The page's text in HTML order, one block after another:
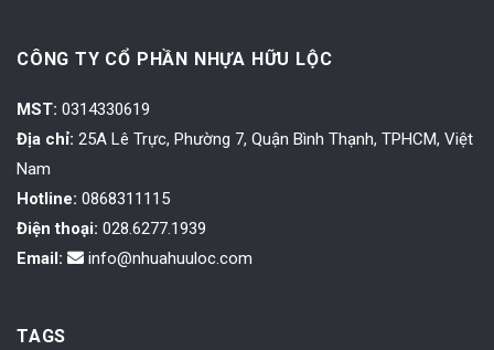
CÔNG TY CỔ PHẦN NHỰA HỮU LỘC
MST: 0314330619
Địa chỉ: 25A Lê Trực, Phường 7, Quận Bình Thạnh, TPHCM, Việt
Nam
Hotline: 0868311115
Điện thoại: 028.6277.1939
Email:
info@nhuahuuloc.com
TAGS